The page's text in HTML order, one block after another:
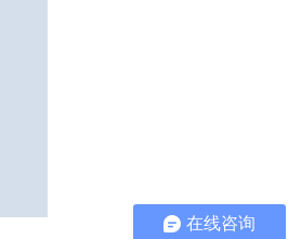
在线咨询